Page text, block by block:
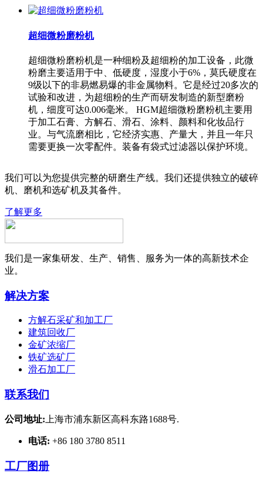
超细微粉磨粉机
超细微粉磨粉机是一种细粉及超细粉的加工设备，此微
粉磨主要适用于中、低硬度，湿度小于6%，莫氏硬度在
9级以下的非易燃易爆的非金属物料。它是经过20多次的
试验和改进，为超细粉的生产而研发制造的新型磨粉
机，细度可达0.006毫米。 HGM超细微粉磨粉机主要用
于加工石膏、方解石、滑石、涂料、颜料和化妆品行
业。与气流磨相比，它经济实惠、产量大，并且一年只
需要更换一次零配件。装备有袋式过滤器以保护环境。
我们可以为您提供完整的研磨生产线。我们还提供独立的破碎
机、磨机和选矿机及其备件。
了解更多
我们是一家集研发、生产、销售、服务为一体的高新技术企
业。
解决方案
方解石采矿和加工厂
建筑回收厂
金矿浓缩厂
铁矿选矿厂
滑石加工厂
联系我们
公司地址: 上海市浦东新区高科东路1688号.
电话: +86 180 3780 8511
工厂图册